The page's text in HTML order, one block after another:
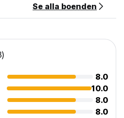
Se alla boenden
8.0
10.0
8.0
8.0